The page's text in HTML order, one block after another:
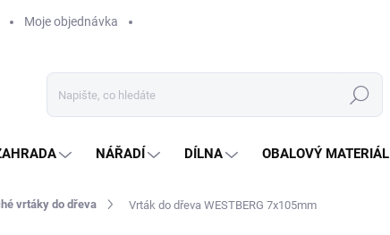
Moje objednávka
Hledat
NÁŘADÍ DÍLNA OBALOVÝ MATERIÁL
vrtáky do dřeva Vrták do dřeva WESTBERG 7x105mm